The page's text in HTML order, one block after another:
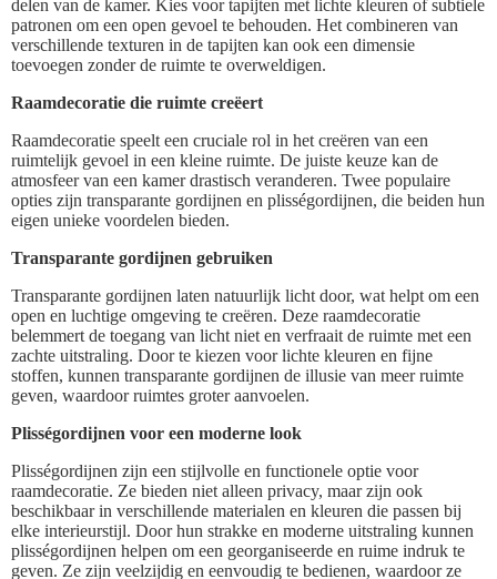
delen van de kamer. Kies voor tapijten met lichte kleuren of subtiele
patronen om een open gevoel te behouden. Het combineren van
verschillende texturen in de tapijten kan ook een dimensie
toevoegen zonder de ruimte te overweldigen.
Raamdecoratie die ruimte creëert
Raamdecoratie speelt een cruciale rol in het creëren van een
ruimtelijk gevoel in een kleine ruimte. De juiste keuze kan de
atmosfeer van een kamer drastisch veranderen. Twee populaire
opties zijn transparante gordijnen en plisségordijnen, die beiden hun
eigen unieke voordelen bieden.
Transparante gordijnen gebruiken
Transparante gordijnen laten natuurlijk licht door, wat helpt om een
open en luchtige omgeving te creëren. Deze raamdecoratie
belemmert de toegang van licht niet en verfraait de ruimte met een
zachte uitstraling. Door te kiezen voor lichte kleuren en fijne
stoffen, kunnen transparante gordijnen de illusie van meer ruimte
geven, waardoor ruimtes groter aanvoelen.
Plisségordijnen voor een moderne look
Plisségordijnen zijn een stijlvolle en functionele optie voor
raamdecoratie. Ze bieden niet alleen privacy, maar zijn ook
beschikbaar in verschillende materialen en kleuren die passen bij
elke interieurstijl. Door hun strakke en moderne uitstraling kunnen
plisségordijnen helpen om een georganiseerde en ruime indruk te
geven. Ze zijn veelzijdig en eenvoudig te bedienen, waardoor ze